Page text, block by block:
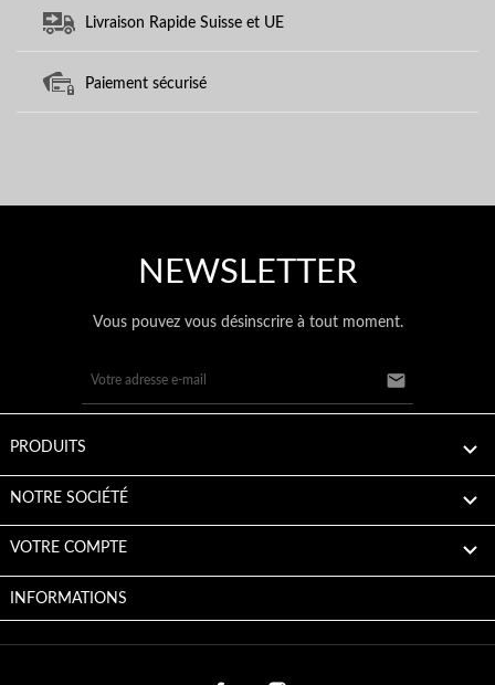
Livraison Rapide Suisse et UE
Paiement sécurisé
NEWSLETTER
Vous pouvez vous désinscrire à tout moment.

PRODUITS 
NOTRE SOCIÉTÉ 
VOTRE COMPTE 
INFORMATIONS